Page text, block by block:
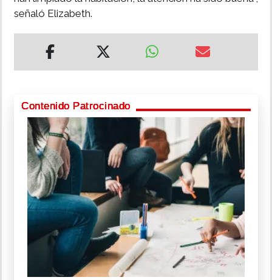
señaló Elizabeth.
Contenido Patrocinado